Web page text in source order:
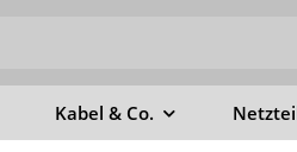
Kabel & Co.